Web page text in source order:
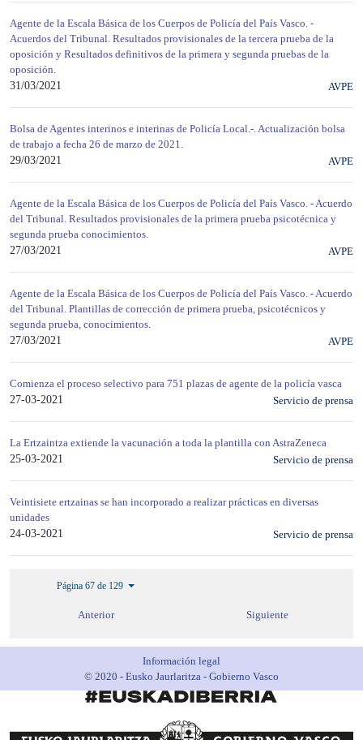
Agente de la Escala Básica de los Cuerpos de Policía del País Vasco. -
Acuerdos del Tribunal. Resultados provisionales de la tercera prueba de la
oposición y Resultados definitivos de la primera y segunda pruebas de la
oposición.
31/03/2021
AVPE
Bolsa de Agentes interinos e interinas de Policía Local.-. Actualización bolsa
de trabajo a fecha 26 de marzo de 2021.
29/03/2021
AVPE
Agente de la Escala Básica de los Cuerpos de Policía del País Vasco. - Acuerdo
del Tribunal. Resultados provisionales de la primera prueba psicotécnica y
segunda prueba conocimientos.
27/03/2021
AVPE
Agente de la Escala Básica de los Cuerpos de Policía del País Vasco. - Acuerdo
del Tribunal. Plantillas de corrección de primera prueba, psicotécnicos y
segunda prueba, conocimientos.
27/03/2021
AVPE
Comienza el proceso selectivo para 751 plazas de agente de la policía vasca
27-03-2021
Servicio de prensa
La Ertzaintza extiende la vacunación a toda la plantilla con AstraZeneca
25-03-2021
Servicio de prensa
Veintisiete ertzainas se han incorporado a realizar prácticas en diversas
unidades
24-03-2021
Servicio de prensa
Página 67 de 129
Anterior Siguiente
Información legal
© 2020 - Eusko Jaurlaritza - Gobierno Vasco